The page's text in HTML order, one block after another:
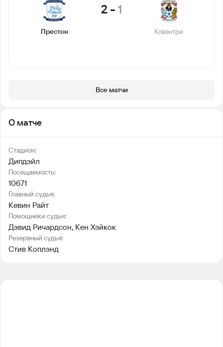
Престон
2-1
Ковентри
Все матчи
О матче
Стадион:
Дипдэйл
Посещаемость:
10671
Главный судья:
Кевин Райт
Помощники судьи:
Дэвид Ричардсон, Кен Хэйкок
Резервный судья:
Стив Коплэнд